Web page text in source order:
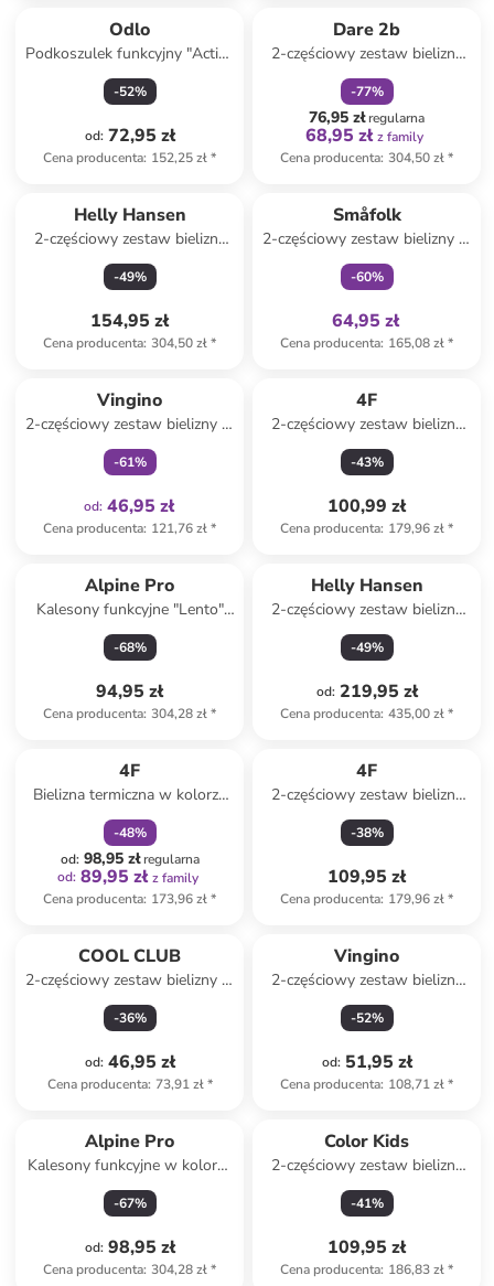
Odlo
Podkoszulek funkcyjny "Active
Warm Eco" w kolorze szarym
-52%
od: 72,95 zł
Cena producenta: 152,25 zł*
Dare 2b
2-częściowy zestaw bielizny
funkcyjnej "In The ZoneII" w
kolorze czarnym
-77%
76,95 złregularna
68,95 zł z family
Cena producenta: 304,50 zł*
Helly Hansen
2-częściowy zestaw bielizny
funkcyjnej "Lifa" w kolorze
różowo-czarnym
-49%
154,95 zł
Cena producenta: 304,50 zł*
Småfolk
2-częściowy zestaw bielizny w
kolorze zielonym
-60%
64,95 zł
Cena producenta: 165,08 zł*
Vingino
2-częściowy zestaw bielizny w
kolorze brązowo-czarnym
-61%
od: 46,95 zł
Cena producenta: 121,76 zł*
4F
2-częściowy zestaw bielizny
termicznej w kolorze czarnym
-43%
100,99 zł
Cena producenta: 179,96 zł*
Alpine Pro
Kalesony funkcyjne "Lento"
kolorze granatowym
-68%
94,95 zł
Cena producenta: 304,28 zł*
Helly Hansen
2-częściowy zestaw bielizny
funkcyjnej w kolorze czarno-
jasnobrązowym
-49%
od: 219,95 zł
Cena producenta: 435,00 zł*
4F
Bielizna termiczna w kolorze
czarnym
-48%
od: 98,95 złregularna
od: 89,95 zł z family
Cena producenta: 173,96 zł*
4F
2-częściowy zestaw bielizny
termicznej w kolorze zielonym
-38%
109,95 zł
Cena producenta: 179,96 zł*
COOL CLUB
2-częściowy zestaw bielizny w
kolorze czarnym
-36%
od: 46,95 zł
Cena producenta: 73,91 zł*
Vingino
2-częściowy zestaw bielizny
ze wzorem
-52%
od: 51,95 zł
Cena producenta: 108,71 zł*
Alpine Pro
Kalesony funkcyjne w kolorze
różowym
-67%
od: 98,95 zł
Cena producenta: 304,28 zł*
Color Kids
2-częściowy zestaw bielizny
funkcyjnej w kolorze różowo-
zielono-granatowym
-41%
109,95 zł
Cena producenta: 186,83 zł*